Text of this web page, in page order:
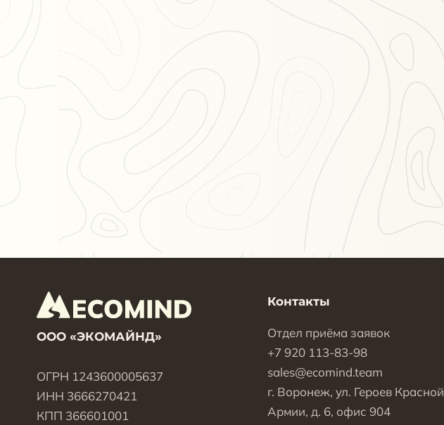
ООО «ЭКОМАЙНД»
ОГРН 1243600005637
ИНН 3666270421
КПП 366601001
Контакты
Отдел приёма заявок
+7 920 113-83-98
sales@ecomind.team
г. Воронеж, ул. Героев Красной
Армии, д. 6, офис 904